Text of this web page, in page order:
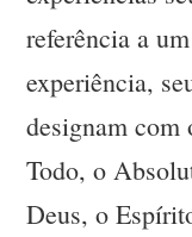
referência a
experiência,
designam com
Todo, o
Deus, o